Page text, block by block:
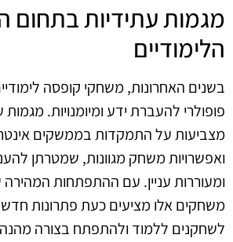
מגמות עתידיות
הלימודיים
בשנים האחרונות, משחקי קופסה
פופולרי להעברת ידע ומיומנויות.
מצביעות על התמקדות בממשקים
ואפשרויות משחק מגוונות, שמטרתן
ומעוררות עניין. עם ההתפתחות המהירה
משחקים אלו מציעים כעת פתרונות
לשחקנים ללמוד ולהתפתח בצורה